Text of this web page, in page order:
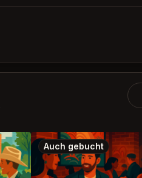
Auch gebucht